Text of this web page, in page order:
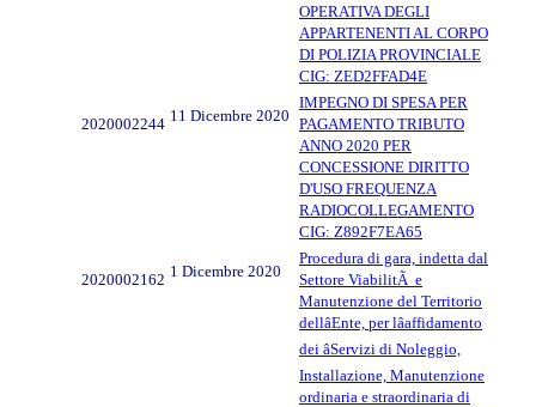
OPERATIVA DEGLI
APPARTENENTI AL CORPO
DI POLIZIA PROVINCIALE
CIG: ZED2FFAD4E
2020002244 11 Dicembre 2020
IMPEGNO DI SPESA PER
PAGAMENTO TRIBUTO
ANNO 2020 PER
CONCESSIONE DIRITTO
D'USO FREQUENZA
RADIOCOLLEGAMENTO
CIG: Z892F7EA65
2020002162 1 Dicembre 2020
Procedura di gara, indetta dal
Settore ViabilitÃ e
Manutenzione del Territorio
dellâEnte, per lâaffidamento
dei âServizi di Noleggio,
Installazione, Manutenzione
ordinaria e straordinaria di